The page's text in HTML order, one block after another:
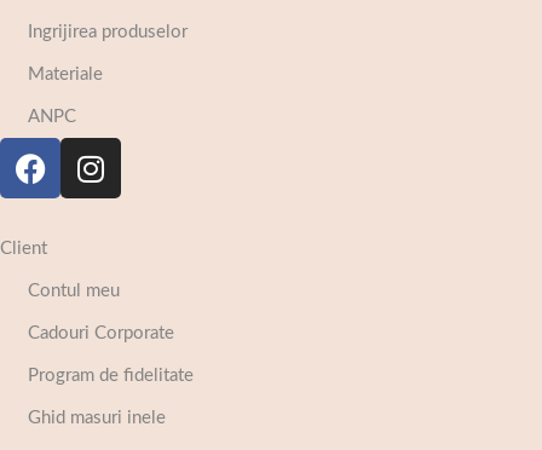
Ingrijirea produselor
Materiale
ANPC
Client
Contul meu
Cadouri Corporate
Program de fidelitate
Ghid masuri inele